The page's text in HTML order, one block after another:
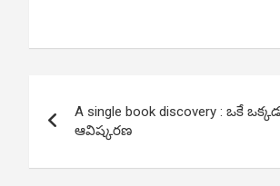
navigation
A single book discovery : ఒకే
ఆవిష్కరణ